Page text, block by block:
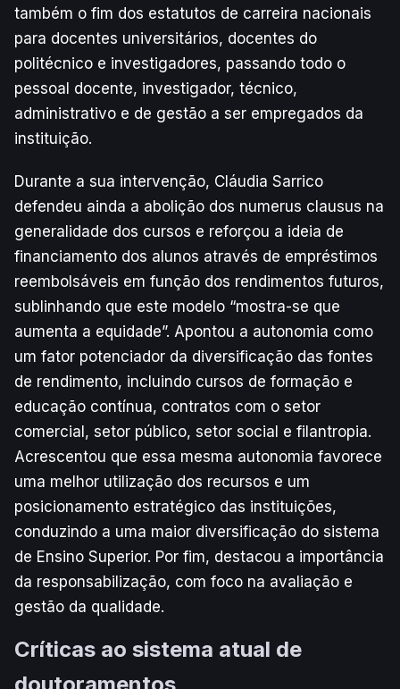
também o fim dos estatutos de carreira nacionais
para docentes universitários, docentes do
politécnico e investigadores, passando todo o
pessoal docente, investigador, técnico,
administrativo e de gestão a ser empregados da
instituição.
Durante a sua intervenção, Cláudia Sarrico
defendeu ainda a abolição dos numerus clausus na
generalidade dos cursos e reforçou a ideia de
financiamento dos alunos através de empréstimos
reembolsáveis em função dos rendimentos futuros,
sublinhando que este modelo “mostra-se que
aumenta a equidade”. Apontou a autonomia como
um fator potenciador da diversificação das fontes
de rendimento, incluindo cursos de formação e
educação contínua, contratos com o setor
comercial, setor público, setor social e filantropia.
Acrescentou que essa mesma autonomia favorece
uma melhor utilização dos recursos e um
posicionamento estratégico das instituições,
conduzindo a uma maior diversificação do sistema
de Ensino Superior. Por fim, destacou a importância
da responsabilização, com foco na avaliação e
gestão da qualidade.
Críticas ao sistema atual de